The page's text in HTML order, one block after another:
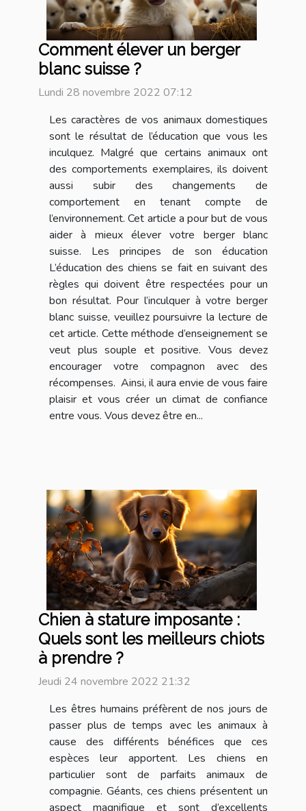
Comment élever un berger
blanc suisse ?
Lundi 28 novembre 2022 07:12
Les caractères de vos animaux domestiques
sont le résultat de l’éducation que vous les
inculquez. Malgré que certains animaux ont
des comportements exemplaires, ils doivent
aussi subir des changements de
comportement en tenant compte de
l’environnement. Cet article a pour but de vous
aider à mieux élever votre berger blanc
suisse. Les principes de son éducation
L’éducation des chiens se fait en suivant des
règles qui doivent être respectées pour un
bon résultat. Pour l’inculquer à votre berger
blanc suisse, veuillez poursuivre la lecture de
cet article. Cette méthode d’enseignement se
veut plus souple et positive. Vous devez
encourager votre compagnon avec des
récompenses. Ainsi, il aura envie de vous faire
plaisir et vous créer un climat de confiance
entre vous. Vous devez être en...
Chien à stature imposante :
Quels sont les meilleurs chiots
à prendre ?
Jeudi 24 novembre 2022 21:32
Les êtres humains préfèrent de nos jours de
passer plus de temps avec les animaux à
cause des différents bénéfices que ces
espèces leur apportent. Les chiens en
particulier sont de parfaits animaux de
compagnie. Géants, ces chiens présentent un
aspect magnifique et sont d’excellents